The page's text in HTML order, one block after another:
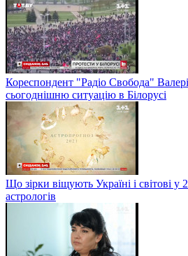
Кореспондент "Радіо Свобода"
сьогоднішню ситуацію в Білорусі
Що зірки віщують Україні і світові у
астрологів